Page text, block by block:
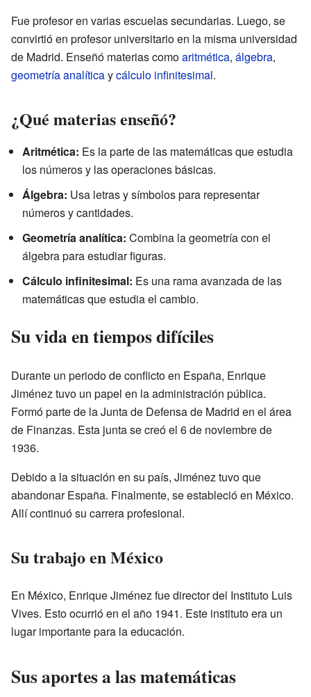
Fue profesor en varias escuelas secundarias. Luego, se
convirtió en profesor universitario en la misma universidad
de Madrid. Enseñó materias comoaritmética, álgebra,
geometría analíticaycálculo infinitesimal.
¿Qué materias enseñó?
Aritmética: Es la parte de las matemáticas que estudia
los números y las operaciones básicas.
Álgebra: Usa letras y símbolos para representar
números y cantidades.
Geometría analítica: Combina la geometría con el
álgebra para estudiar figuras.
Cálculo infinitesimal: Es una rama avanzada de las
matemáticas que estudia el cambio.
Su vida en tiempos difíciles
Durante un periodo de conflicto en España, Enrique
Jiménez tuvo un papel en la administración pública.
Formó parte de la Junta de Defensa de Madrid en el área
de Finanzas. Esta junta se creó el 6 de noviembre de
1936.
Debido a la situación en su país, Jiménez tuvo que
abandonar España. Finalmente, se estableció en México.
Allí continuó su carrera profesional.
Su trabajo en México
En México, Enrique Jiménez fue director del Instituto Luis
Vives. Esto ocurrió en el año 1941. Este instituto era un
lugar importante para la educación.
Sus aportes a las matemáticas